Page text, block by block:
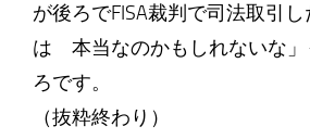
が後ろでFISA裁判で司法取引し
は 本当なのかもしれないな」
ろです。
（抜粋終わり）